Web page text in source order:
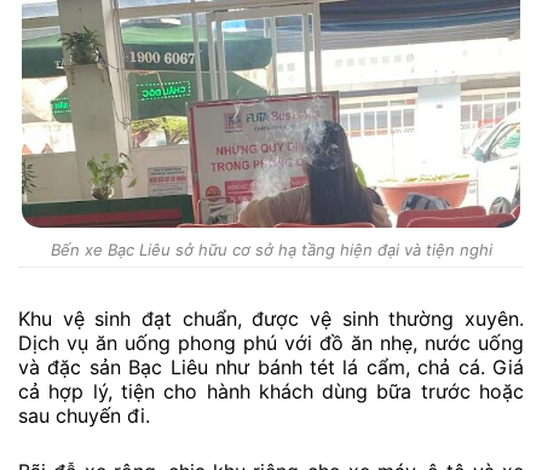
Bến xe Bạc Liêu sở hữu cơ sở hạ tầng hiện đại và tiện nghi
Khu vệ sinh đạt chuẩn, được vệ sinh thường xuyên.
Dịch vụ ăn uống phong phú với đồ ăn nhẹ, nước uống
và đặc sản Bạc Liêu như bánh tét lá cẩm, chả cá. Giá
cả hợp lý, tiện cho hành khách dùng bữa trước hoặc
sau chuyến đi.